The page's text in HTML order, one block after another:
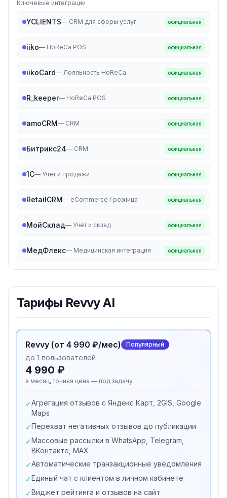
Ключевые интеграции
YCLIENTS— CRM для сферы услуг официальная
iiko— HoReCa POS официальная
iikoCard— Лояльность HoReCa официальная
R_keeper— HoReCa POS официальная
amoCRM— CRM официальная
Битрикс24— CRM официальная
1C— Учёт и продажи официальная
RetailCRM— eCommerce / розница официальная
МойСклад— Учёт и склад официальная
МедФлекс— Медицинская интеграция официальная
Тарифы Revvy AI
Revvy (от 4 990 ₽/мес) Популярный
до 1 пользователей
4 990 ₽
в месяц, точная цена — под задачу
✓Агрегация отзывов с Яндекс Карт, 2GIS, Google
Maps
✓Перехват негативных отзывов до публикации
✓Массовые рассылки в WhatsApp, Telegram,
ВКонтакте, MAX
✓Автоматические транзакционные уведомления
✓Единый чат с клиентом в личном кабинете
✓Виджет рейтинга и отзывов на сайт